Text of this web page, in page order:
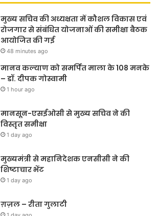
मुख्य सचिव की अध्यक्षता में कौशल विकास एवं
रोजगार से संबंधित योजनाओं की समीक्षा बैठक
आयोजित की गई
48 minutes ago
मानव कल्याण को समर्पित माला के 108 मनके
– डॉ. दीपक गोस्वामी
1 hour ago
मानसून-एसईओसी से मुख्य सचिव ने की
विस्तृत समीक्षा
1 day ago
मुख्यमंत्री से महानिदेशक एनसीसी ने की
शिष्टाचार भेंट
1 day ago
ग़ज़ल – रीता गुलाटी